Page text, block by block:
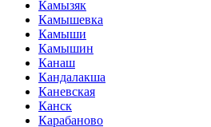
Камызяк
Камышевка
Камыши
Камышин
Канаш
Кандалакша
Каневская
Канск
Карабаново